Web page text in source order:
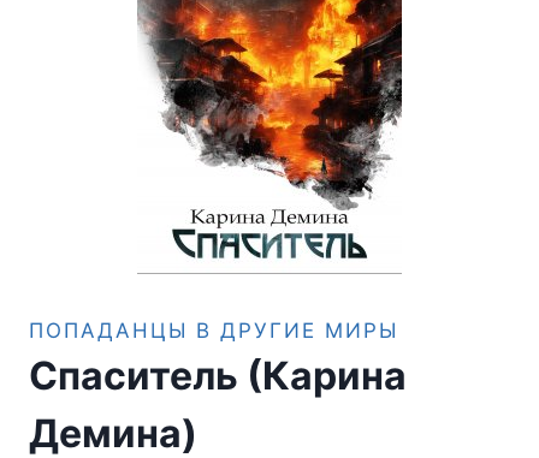
ПОПАДАНЦЫ В ДРУГИЕ МИРЫ
Спаситель (Карина
Демина)